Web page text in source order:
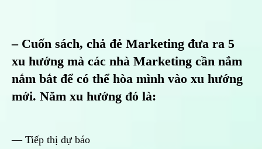
– Cuốn sách, chả đẻ Marketing đưa ra 5
xu hướng mà các nhà Marketing cần nắm
nắm bắt để có thể hòa mình vào xu hướng
mới. Năm xu hướng đó là:
— Tiếp thị dự báo